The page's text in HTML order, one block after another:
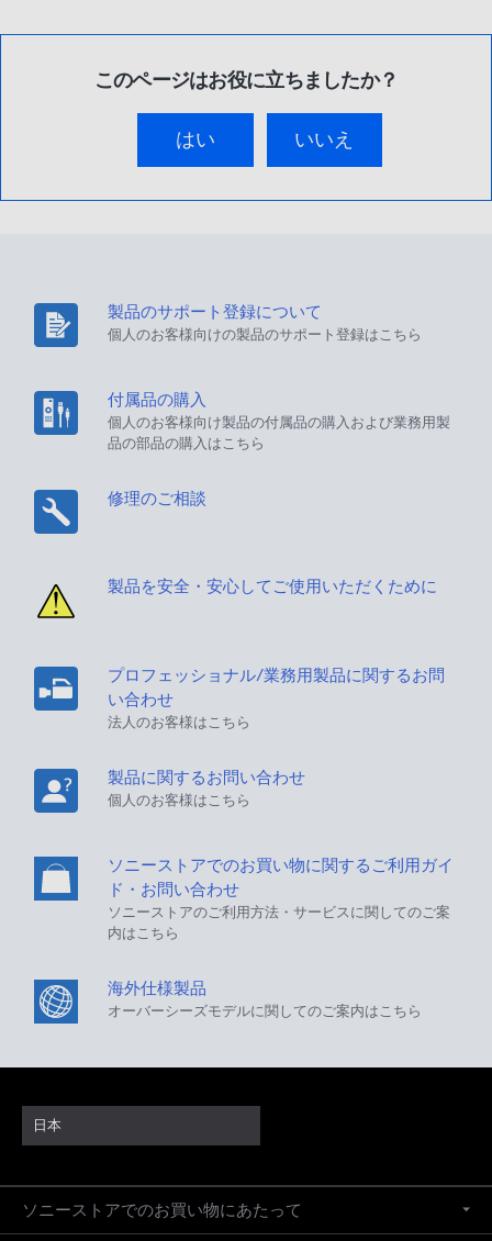
このページはお役に立ちましたか？
はい いいえ
製品のサポート登録について
個人のお客様向けの製品のサポート登録はこちら
付属品の購入
個人のお客様向け製品の付属品の購入および業務用製
品の部品の購入はこちら
修理のご相談
製品を安全・安心してご使用いただくために
プロフェッショナル/業務用製品に関するお問
い合わせ
法人のお客様はこちら
製品に関するお問い合わせ
個人のお客様はこちら
ソニーストアでのお買い物に関するご利用ガイ
ド・お問い合わせ
ソニーストアのご利用方法・サービスに関してのご案
内はこちら
海外仕様製品
オーバーシーズモデルに関してのご案内はこちら
日本
ソニーストアでのお買い物にあたって